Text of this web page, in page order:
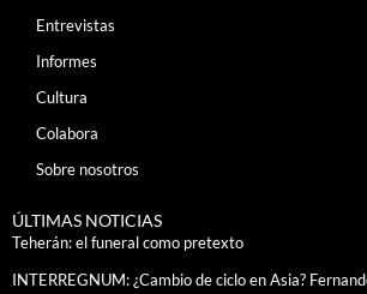
Entrevistas
Informes
Cultura
Colabora
Sobre nosotros
ÚLTIMAS NOTICIAS
Teherán: el funeral como pretexto
INTERREGNUM: ¿Cambio de ciclo en Asia?